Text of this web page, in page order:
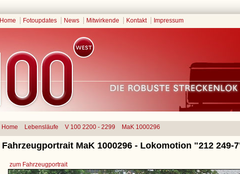
Home Fotoupdates News Mitwirkende Kontakt Impressum
Home Lebensläufe V 100 2200 - 2299 MaK 1000296
Fahrzeugportrait MaK 1000296 - Lokomotion "212 249-
zum Fahrzeugportrait